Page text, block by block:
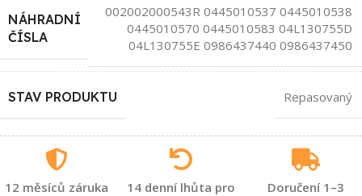
NÁHRADNÍ
ČÍSLA
002002000543R 0445010537 0445010538
0445010570 0445010583 04L130755D
04L130755E 0986437440 0986437450
STAV PRODUKTU Repasovaný
12 měsíců záruka
14 denní lhůta pro
Doručení 1–3